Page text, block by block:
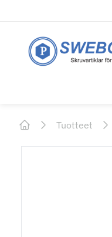
Tuotteet